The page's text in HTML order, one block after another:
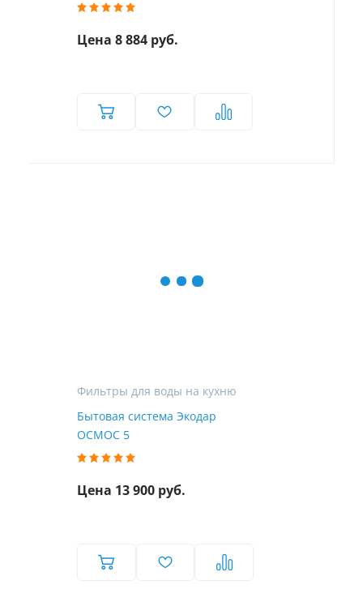
Цена 8 884 руб.
Фильтры для воды на кухню
Бытовая система Экодар
ОСМОС 5
Цена 13 900 руб.